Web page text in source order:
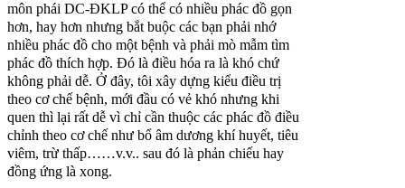
môn phái DC-ĐKLP có thể có nhiều phác đồ gọn
hơn, hay hơn nhưng bắt buộc các bạn phải nhớ
nhiều phác đồ cho một bệnh và phải mò mẫm tìm
phác đồ thích hợp. Đó là điều hóa ra là khó chứ
không phải dễ. Ở đây, tôi xây dựng kiểu điều trị
theo cơ chế bệnh, mới đầu có vẻ khó nhưng khi
quen thì lại rất dễ vì chỉ cần thuộc các phác đồ điều
chỉnh theo cơ chế như bổ âm dương khí huyết, tiêu
viêm, trừ thấp……v.v.. sau đó là phản chiếu hay
đồng ứng là xong.